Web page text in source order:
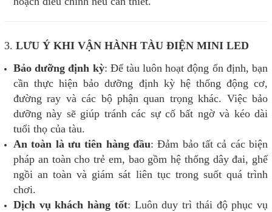
3. LƯU Ý KHI VẬN HÀNH TÀU ĐIỆN MINI LED
Bảo dưỡng định kỳ: Để tàu luôn hoạt động ổn định, bạn
cần thực hiện bảo dưỡng định kỳ hệ thống động cơ,
đường ray và các bộ phận quan trọng khác. Việc bảo
dưỡng này sẽ giúp tránh các sự cố bất ngờ và kéo dài
tuổi thọ của tàu.
An toàn là ưu tiên hàng đầu: Đảm bảo tất cả các biện
pháp an toàn cho trẻ em, bao gồm hệ thống dây đai, ghế
ngồi an toàn và giám sát liên tục trong suốt quá trình
chơi.
Dịch vụ khách hàng tốt: Luôn duy trì thái độ phục vụ